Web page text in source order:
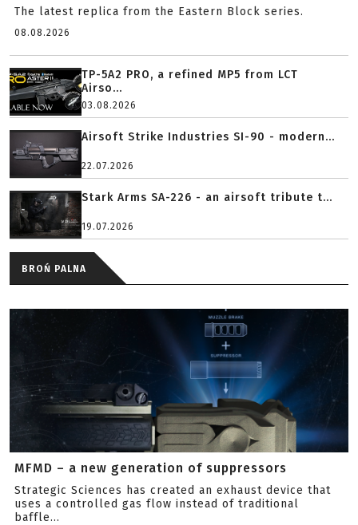
The latest replica from the Eastern Block series.
08.08.2026
TP-5A2 PRO, a refined MP5 from LCT
Airso...
03.08.2026
Airsoft Strike Industries SI-90 - modern...
22.07.2026
Stark Arms SA-226 - an airsoft tribute t...
19.07.2026
BROŃ PALNA
MFMD – a new generation of suppressors
Strategic Sciences has created an exhaust device that
uses a controlled gas flow instead of traditional
baffle...